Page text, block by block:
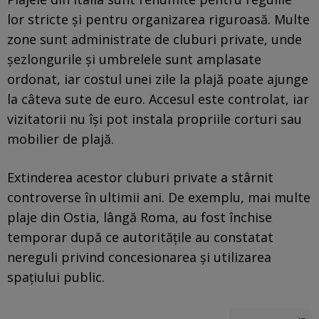
lor stricte și pentru organizarea riguroasă. Multe
zone sunt administrate de cluburi private, unde
șezlongurile și umbrelele sunt amplasate
ordonat, iar costul unei zile la plajă poate ajunge
la câteva sute de euro. Accesul este controlat, iar
vizitatorii nu își pot instala propriile corturi sau
mobilier de plajă.
Extinderea acestor cluburi private a stârnit
controverse în ultimii ani. De exemplu, mai multe
plaje din Ostia, lângă Roma, au fost închise
temporar după ce autoritățile au constatat
nereguli privind concesionarea și utilizarea
spațiului public.